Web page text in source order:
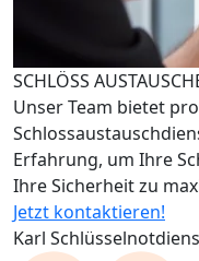
SCHLÖSS
Unser Team bietet
Erfahrung, um Ihre
Ihre Sicherheit zu
Jetzt kontaktieren!
Karl